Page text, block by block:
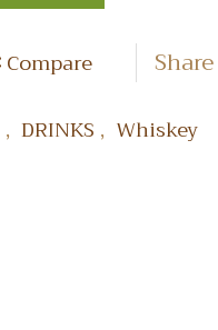
Compare
Share
, DRINKS , Whiskey